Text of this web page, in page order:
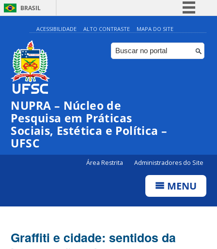
BRASIL
Simplifique!
Comunica BR
Participe
ACESSIBILIDADE ALTO CONTRASTE MAPA DO SITE
NUPRA – Núcleo de
Pesquisa em Práticas
Sociais, Estética e Política –
UFSC
Área Restrita Administradores do Site
MENU
Graffiti e cidade: sentidos da